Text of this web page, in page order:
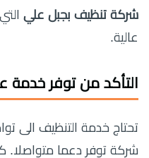
شركة تنظيف بجبل علي
عالية.
التأكد من توفر خدمة
تحتاج خدمة التنظيف الى
شركة توفر دعما متواصلا.